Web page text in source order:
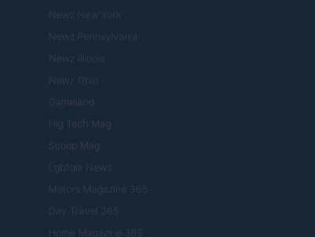
Newz New York
Newz Pennsylvania
Newz Illinois
Newz Ohio
Gameland
Hig Tech Mag
Scoop Mag
Lgbtqia News
Motors Magazine 365
Day Travel 365
Home Magazine 365